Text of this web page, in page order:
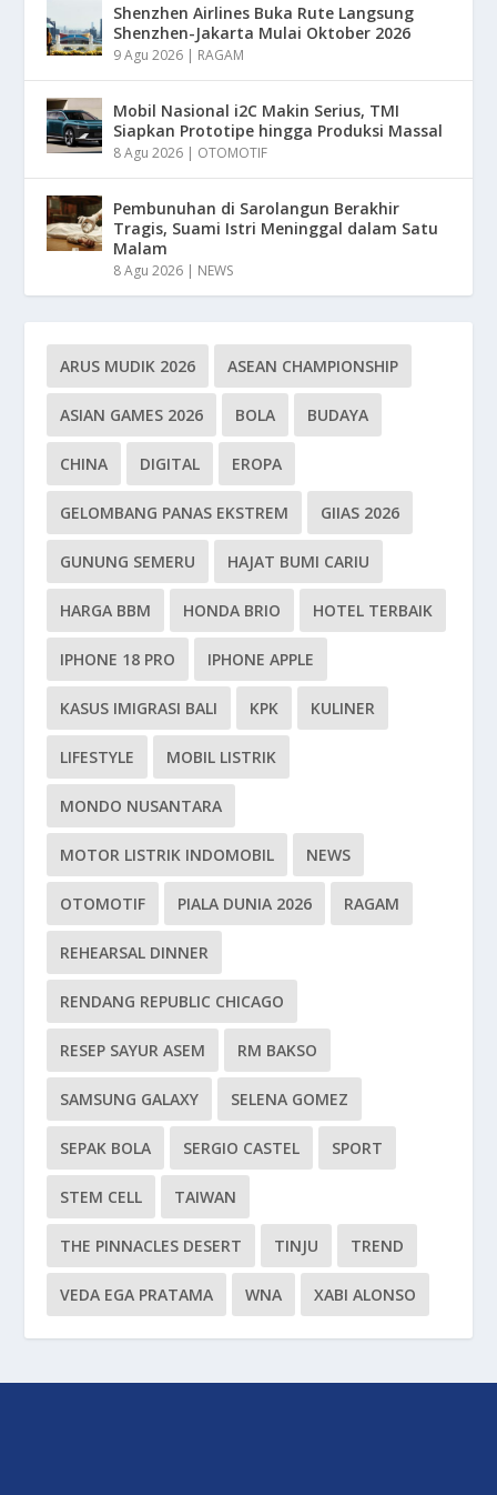
Shenzhen Airlines Buka Rute Langsung
Shenzhen-Jakarta Mulai Oktober 2026
9 Agu 2026 | RAGAM
Mobil Nasional i2C Makin Serius, TMI
Siapkan Prototipe hingga Produksi Massal
8 Agu 2026 | OTOMOTIF
Pembunuhan di Sarolangun Berakhir
Tragis, Suami Istri Meninggal dalam Satu
Malam
8 Agu 2026 | NEWS
ARUS MUDIK 2026 ASEAN CHAMPIONSHIP
ASIAN GAMES 2026 BOLA BUDAYA
CHINA DIGITAL EROPA
GELOMBANG PANAS EKSTREM GIIAS 2026
GUNUNG SEMERU HAJAT BUMI CARIU
HARGA BBM HONDA BRIO HOTEL TERBAIK
IPHONE 18 PRO IPHONE APPLE
KASUS IMIGRASI BALI KPK KULINER
LIFESTYLE MOBIL LISTRIK
MONDO NUSANTARA
MOTOR LISTRIK INDOMOBIL NEWS
OTOMOTIF PIALA DUNIA 2026 RAGAM
REHEARSAL DINNER
RENDANG REPUBLIC CHICAGO
RESEP SAYUR ASEM RM BAKSO
SAMSUNG GALAXY SELENA GOMEZ
SEPAK BOLA SERGIO CASTEL SPORT
STEM CELL TAIWAN
THE PINNACLES DESERT TINJU TREND
VEDA EGA PRATAMA WNA XABI ALONSO